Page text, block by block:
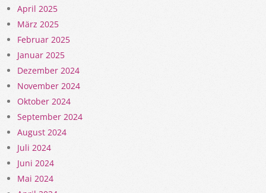
April 2025
März 2025
Februar 2025
Januar 2025
Dezember 2024
November 2024
Oktober 2024
September 2024
August 2024
Juli 2024
Juni 2024
Mai 2024